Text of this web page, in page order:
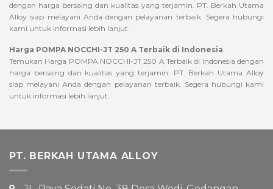
dengan harga bersaing dan kualitas yang terjamin. PT. Berkah Utama
Alloy siap melayani Anda dengan pelayanan terbaik. Segera hubungi
kami untuk informasi lebih lanjut.
Harga POMPA NOCCHI-JT 250 A Terbaik di Indonesia
Temukan Harga POMPA NOCCHI-JT 250 A Terbaik di Indonesia dengan
harga bersaing dan kualitas yang terjamin. PT. Berkah Utama Alloy
siap melayani Anda dengan pelayanan terbaik. Segera hubungi kami
untuk informasi lebih lanjut.
PT. BERKAH UTAMA ALLOY